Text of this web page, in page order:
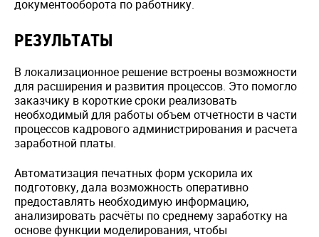
документооборота по работнику.
РЕЗУЛЬТАТЫ
В локализационное решение встроены возможности
для расширения и развития процессов. Это помогло
заказчику в короткие сроки реализовать
необходимый для работы объем отчетности в части
процессов кадрового администрирования и расчета
заработной платы.
Автоматизация печатных форм ускорила их
подготовку, дала возможность оперативно
предоставлять необходимую информацию,
анализировать расчёты по среднему заработку на
основе функции моделирования, чтобы